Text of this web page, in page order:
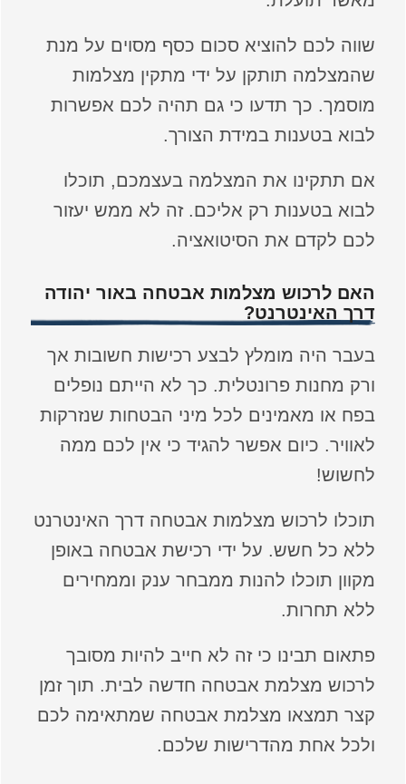
שווה לכם להוציא סכום כסף מסוים על מנת
שהמצלמה תותקן על ידי מתקין מצלמות
מוסמך. כך תדעו כי גם תהיה לכם אפשרות
לבוא בטענות במידת הצורך.
אם תתקינו את המצלמה בעצמכם, תוכלו
לבוא בטענות רק אליכם. זה לא ממש יעזור
לכם לקדם את הסיטואציה.
האם לרכוש מצלמות אבטחה באור יהודה
דרך האינטרנט?
בעבר היה מומלץ לבצע רכישות חשובות אך
ורק מחנות פרונטלית. כך לא הייתם נופלים
בפח או מאמינים לכל מיני הבטחות שנזרקות
לאוויר. כיום אפשר להגיד כי אין לכם ממה
לחשוש!
תוכלו לרכוש מצלמות אבטחה דרך האינטרנט
ללא כל חשש. על ידי רכישת אבטחה באופן
מקוון תוכלו להנות ממבחר ענק וממחירים
ללא תחרות.
פתאום תבינו כי זה לא חייב להיות מסובך
לרכוש מצלמת אבטחה חדשה לבית. תוך זמן
קצר תמצאו מצלמת אבטחה שמתאימה לכם
ולכל אחת מהדרישות שלכם.